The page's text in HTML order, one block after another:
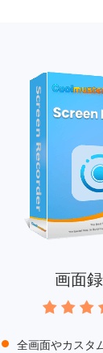
画面
全画面やカスタ